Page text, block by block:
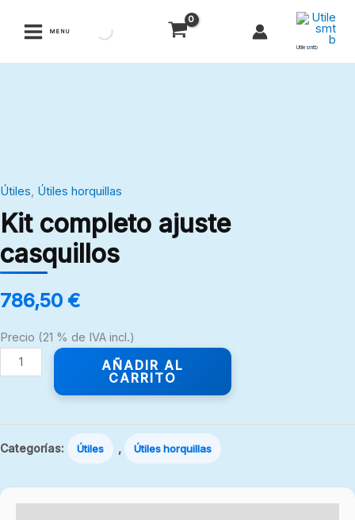
MENU
Utilesmtb
Útiles, Útiles horquillas
Kit completo ajuste
casquillos
786,50 €
Precio (21 % de IVA incl.)
AÑADIR AL
CARRITO
Categorías: Útiles , Útiles horquillas